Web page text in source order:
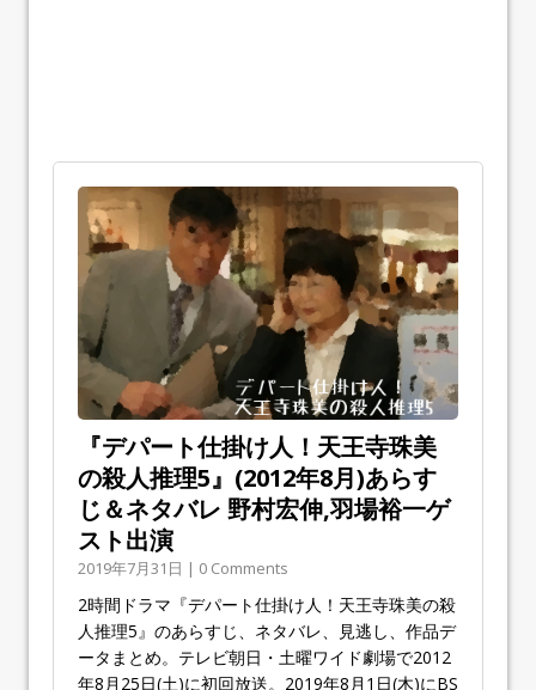
『デパート仕掛け人！天王寺珠美
の殺人推理5』(2012年8月)あらす
じ＆ネタバレ 野村宏伸,羽場裕一ゲ
スト出演
2019年7月31日 | 0 Comments
2時間ドラマ『デパート仕掛け人！天王寺珠美の殺
人推理5』のあらすじ、ネタバレ、見逃し、作品デ
ータまとめ。テレビ朝日・土曜ワイド劇場で2012
年8月25日(土)に初回放送。2019年8月1日(木)にBS